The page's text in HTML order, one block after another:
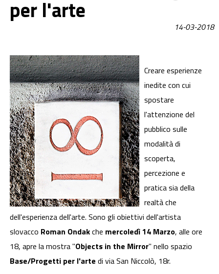
per l'arte
14-03-2018
Creare esperienze
inedite con cui
spostare
l'attenzione del
pubblico sulle
modalità di
scoperta,
percezione e
pratica sia della
realtà che
dell'esperienza dell'arte. Sono gli obiettivi dell'artista
slovacco Roman Ondakche mercoledì 14 Marzo, alle ore
18, apre la mostra "Objects in the Mirror" nello spazio
Base/Progetti per l'arte di via San Niccolò, 18r.